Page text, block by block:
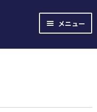
メニュー